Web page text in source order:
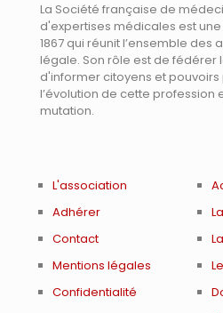
La Société française de
d'expertises médicales est
1867 qui réunit l’ensemble
légale. Son rôle est de fédérer
d'informer citoyens et pouvoirs
l’évolution de cette profession
mutation.
L'association
Adhérer
Contact
Mentions légales
Confidentialité